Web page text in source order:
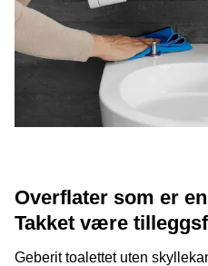
Overflater som er
Takket være
Geberit toalettet uten